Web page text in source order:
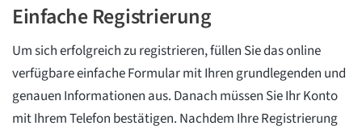
Einfache Registrierung
Um sich erfolgreich zu registrieren, füllen Sie das online
verfügbare einfache Formular mit Ihren grundlegenden und
genauen Informationen aus. Danach müssen Sie Ihr Konto
mit Ihrem Telefon bestätigen. Nachdem Ihre Registrierung